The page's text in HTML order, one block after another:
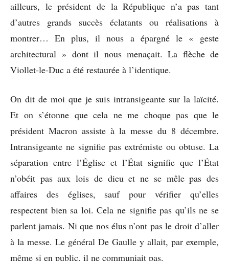
ailleurs, le président de la République n’a pas tant
d’autres grands succès éclatants ou réalisations à
montrer… En plus, il nous a épargné le « geste
architectural » dont il nous menaçait. La flèche de
Viollet-le-Duc a été restaurée à l’identique.
On dit de moi que je suis intransigeante sur la laïcité.
Et on s’étonne que cela ne me choque pas que le
président Macron assiste à la messe du 8 décembre.
Intransigeante ne signifie pas extrémiste ou obtuse. La
séparation entre l’Église et l’État signifie que l’État
n’obéit pas aux lois de dieu et ne se mêle pas des
affaires des églises, sauf pour vérifier qu’elles
respectent bien sa loi. Cela ne signifie pas qu’ils ne se
parlent jamais. Ni que nos élus n’ont pas le droit d’aller
à la messe. Le général De Gaulle y allait, par exemple,
même si en public, il ne communiait pas.